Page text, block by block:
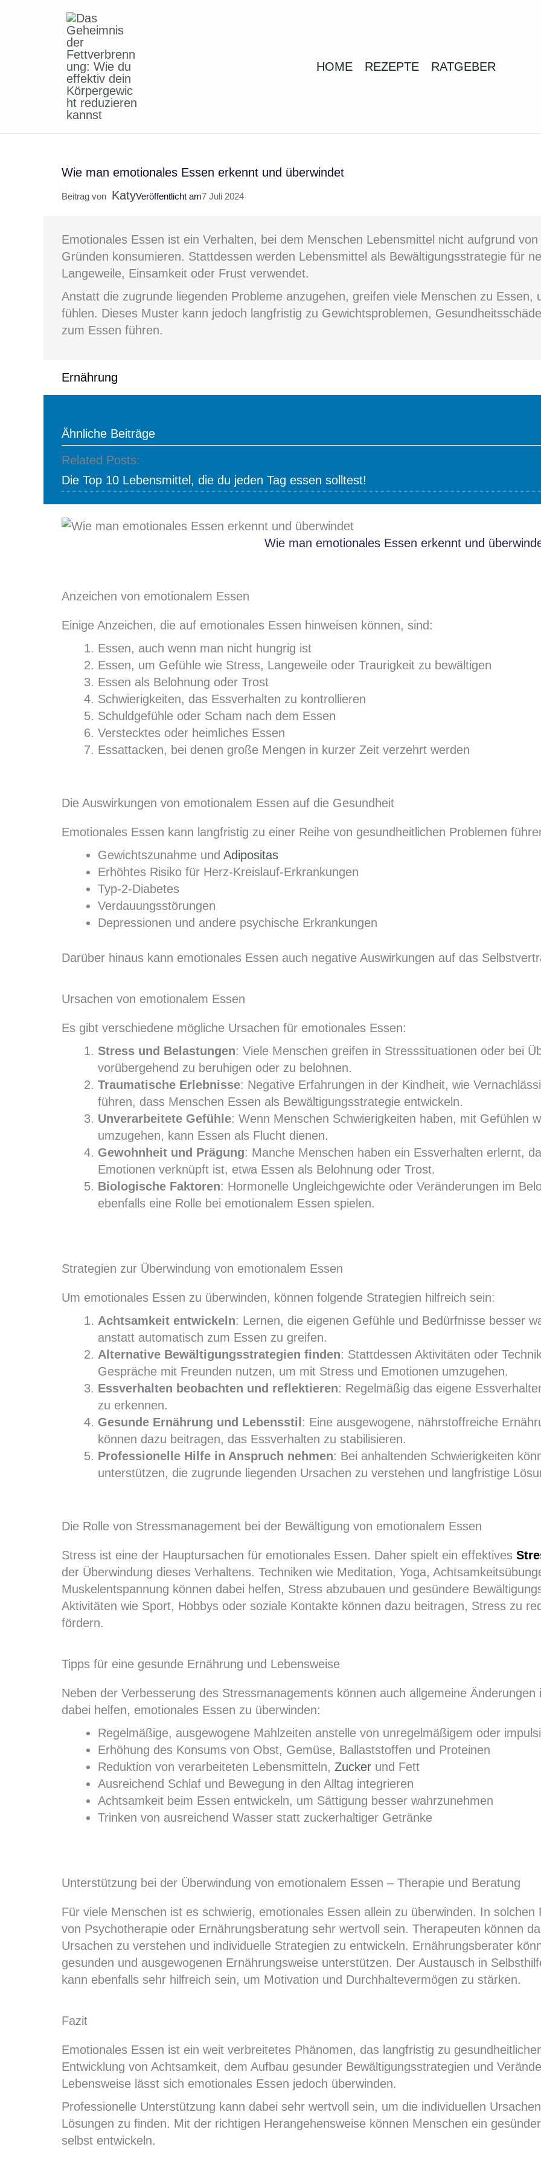
HOME
REZEPTE RATGEBER
Wie man emotionales Essen erkennt und überwindet
Beitrag von KatyVeröffentlicht am7 Juli 2024
Emotionales Essen ist ein Verhalten, bei dem Menschen Lebensmittel nicht aufgrund
Gründen konsumieren. Stattdessen werden Lebensmittel als Bewältigungsstrategie für
Langeweile, Einsamkeit oder Frust verwendet.
Anstatt die zugrunde liegenden Probleme anzugehen, greifen viele Menschen zu Essen,
fühlen. Dieses Muster kann jedoch langfristig zu Gewichtsproblemen,
zum Essen führen.
Ernährung
Ähnliche Beiträge
Related Posts:
Die Top 10 Lebensmittel, die du jeden Tag essen solltest!
Wie man emotionales Essen erkennt und
Anzeichen von emotionalem Essen
Einige Anzeichen, die auf emotionales Essen hinweisen können, sind:
Essen, auch wenn man nicht hungrig ist
Essen, um Gefühle wie Stress, Langeweile oder Traurigkeit zu bewältigen
Essen als Belohnung oder Trost
Schwierigkeiten, das Essverhalten zu kontrollieren
Schuldgefühle oder Scham nach dem Essen
Verstecktes oder heimliches Essen
Essattacken, bei denen große Mengen in kurzer Zeit verzehrt werden
Die Auswirkungen von emotionalem Essen auf die Gesundheit
Emotionales Essen kann langfristig zu einer Reihe von gesundheitlichen Problemen
Gewichtszunahme und Adipositas
Erhöhtes Risiko für Herz-Kreislauf-Erkrankungen
Typ-2-Diabetes
Verdauungsstörungen
Depressionen und andere psychische Erkrankungen
Darüber hinaus kann emotionales Essen auch negative Auswirkungen auf das
Ursachen von emotionalem Essen
Es gibt verschiedene mögliche Ursachen für emotionales Essen:
Stress und Belastungen: Viele Menschen greifen in Stresssituationen oder bei
vorübergehend zu beruhigen oder zu belohnen.
Traumatische Erlebnisse: Negative Erfahrungen in der Kindheit, wie
führen, dass Menschen Essen als Bewältigungsstrategie entwickeln.
Unverarbeitete Gefühle: Wenn Menschen Schwierigkeiten haben, mit Gefühlen
umzugehen, kann Essen als Flucht dienen.
Gewohnheit und Prägung: Manche Menschen haben ein Essverhalten erlernt,
Emotionen verknüpft ist, etwa Essen als Belohnung oder Trost.
Biologische Faktoren: Hormonelle Ungleichgewichte oder Veränderungen im
ebenfalls eine Rolle bei emotionalem Essen spielen.
Strategien zur Überwindung von emotionalem Essen
Um emotionales Essen zu überwinden, können folgende Strategien hilfreich sein:
Achtsamkeit entwickeln: Lernen, die eigenen Gefühle und Bedürfnisse besser
anstatt automatisch zum Essen zu greifen.
Alternative Bewältigungsstrategien finden: Stattdessen Aktivitäten oder
Gespräche mit Freunden nutzen, um mit Stress und Emotionen umzugehen.
Essverhalten beobachten und reflektieren: Regelmäßig das eigene
zu erkennen.
Gesunde Ernährung und Lebensstil : Eine ausgewogene, nährstoffreiche
können dazu beitragen, das Essverhalten zu stabilisieren.
Professionelle Hilfe in Anspruch nehmen: Bei anhaltenden Schwierigkeiten
unterstützen, die zugrunde liegenden Ursachen zu verstehen und langfristige
Die Rolle von Stressmanagement bei der Bewältigung von emotionalem Essen
Stress ist eine der Hauptursachen für emotionales Essen. Daher spielt ein effektives
der Überwindung dieses Verhaltens. Techniken wie Meditation, Yoga,
Muskelentspannung können dabei helfen, Stress abzubauen und gesündere
Aktivitäten wie Sport, Hobbys oder soziale Kontakte können dazu beitragen, Stress zu
fördern.
Tipps für eine gesunde Ernährung und Lebensweise
Neben der Verbesserung des Stressmanagements können auch allgemeine
dabei helfen, emotionales Essen zu überwinden:
Regelmäßige, ausgewogene Mahlzeiten anstelle von unregelmäßigem oder
Erhöhung des Konsums von Obst, Gemüse, Ballaststoffen und Proteinen
Reduktion von verarbeiteten Lebensmitteln, Zucker und Fett
Ausreichend Schlaf und Bewegung in den Alltag integrieren
Achtsamkeit beim Essen entwickeln, um Sättigung besser wahrzunehmen
Trinken von ausreichend Wasser statt zuckerhaltiger Getränke
Unterstützung bei der Überwindung von emotionalem Essen – Therapie und Beratung
Für viele Menschen ist es schwierig, emotionales Essen allein zu überwinden. In
von Psychotherapie oder Ernährungsberatung sehr wertvoll sein. Therapeuten können
Ursachen zu verstehen und individuelle Strategien zu entwickeln. Ernährungsberater
gesunden und ausgewogenen Ernährungsweise unterstützen. Der Austausch in
kann ebenfalls sehr hilfreich sein, um Motivation und Durchhaltevermögen zu stärken.
Fazit
Emotionales Essen ist ein weit verbreitetes Phänomen, das langfristig zu
Entwicklung von Achtsamkeit, dem Aufbau gesunder Bewältigungsstrategien und
Lebensweise lässt sich emotionales Essen jedoch überwinden.
Professionelle Unterstützung kann dabei sehr wertvoll sein, um die individuellen
Lösungen zu finden. Mit der richtigen Herangehensweise können Menschen ein
selbst entwickeln.